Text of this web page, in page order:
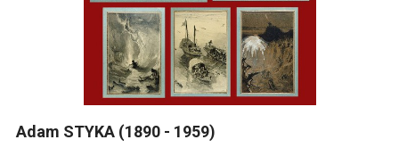
Adam STYKA (1890 - 1959)